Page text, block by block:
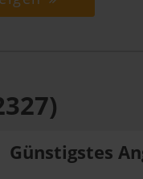
Günstigstes